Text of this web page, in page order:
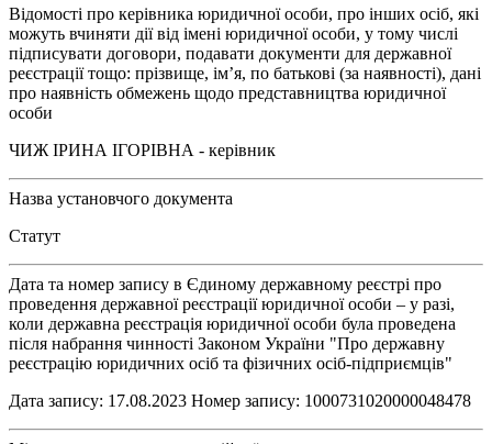
Відомості про керівника юридичної особи, про інших осіб, які
можуть вчиняти дії від імені юридичної особи, у тому числі
підписувати договори, подавати документи для державної
реєстрації тощо: прізвище, ім’я, по батькові (за наявності), дані
про наявність обмежень щодо представництва юридичної
особи
ЧИЖ ІРИНА ІГОРІВНА - керівник
Назва установчого документа
Статут
Дата та номер запису в Єдиному державному реєстрі про
проведення державної реєстрації юридичної особи – у разі,
коли державна реєстрація юридичної особи була проведена
після набрання чинності Законом України "Про державну
реєстрацію юридичних осіб та фізичних осіб-підприємців"
Дата запису: 17.08.2023 Номер запису: 1000731020000048478